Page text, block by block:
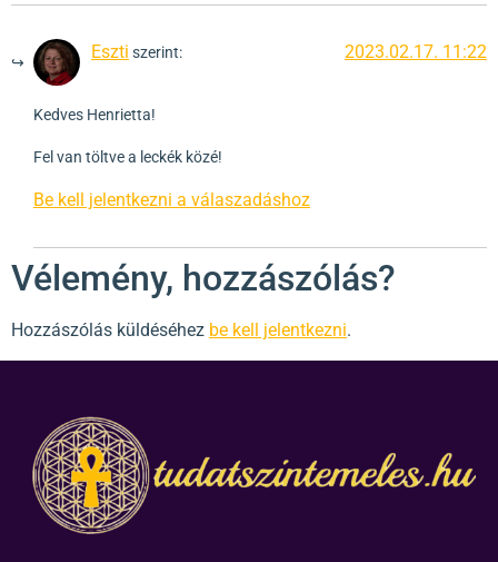
Eszti szerint: 2023.02.17. 11:22
Kedves Henrietta!
Fel van töltve a leckék közé!
Be kell jelentkezni a válaszadáshoz
Vélemény, hozzászólás?
Hozzászólás küldéséhez be kell jelentkezni.